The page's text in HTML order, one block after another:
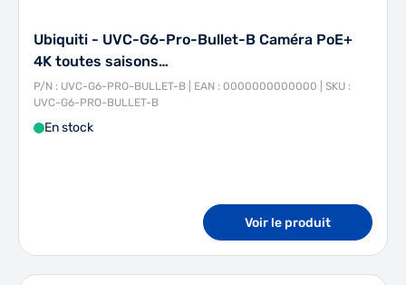
Ubiquiti - UVC-G6-Pro-Bullet-B Caméra PoE+
4K toutes saisons…
P/N : UVC-G6-PRO-BULLET-B | EAN : 0000000000000 | SKU :
UVC-G6-PRO-BULLET-B
En stock
Voir le produit